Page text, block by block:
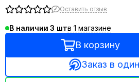
Оставить отзыв
В наличии 3 в 1 магазине
В корзину
Заказ в